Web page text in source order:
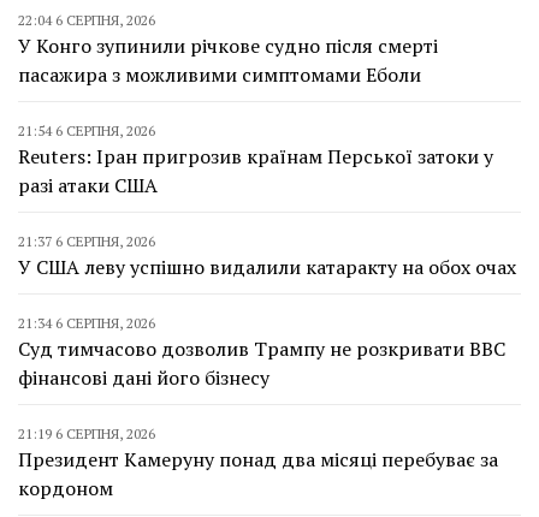
22:04 6 СЕРПНЯ, 2026
У Конго зупинили річкове судно після смерті
пасажира з можливими симптомами Еболи
21:54 6 СЕРПНЯ, 2026
Reuters: Іран пригрозив країнам Перської затоки у
разі атаки США
21:37 6 СЕРПНЯ, 2026
У США леву успішно видалили катаракту на обох очах
21:34 6 СЕРПНЯ, 2026
Суд тимчасово дозволив Трампу не розкривати BBC
фінансові дані його бізнесу
21:19 6 СЕРПНЯ, 2026
Президент Камеруну понад два місяці перебуває за
кордоном